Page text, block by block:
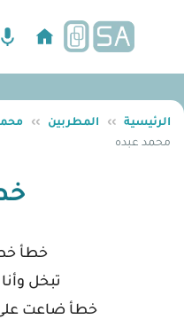
الرئيسية ›› المطربين ››
محمد عبده
خطأ
تبخل
خطأ ضاعت